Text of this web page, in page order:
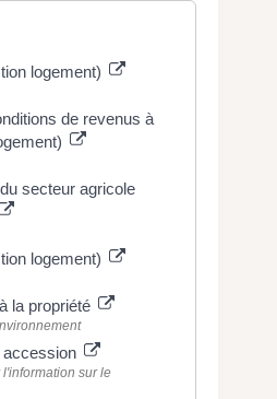
logement)
de revenus à
secteur agricole
logement)
la propriété
accession
sur le